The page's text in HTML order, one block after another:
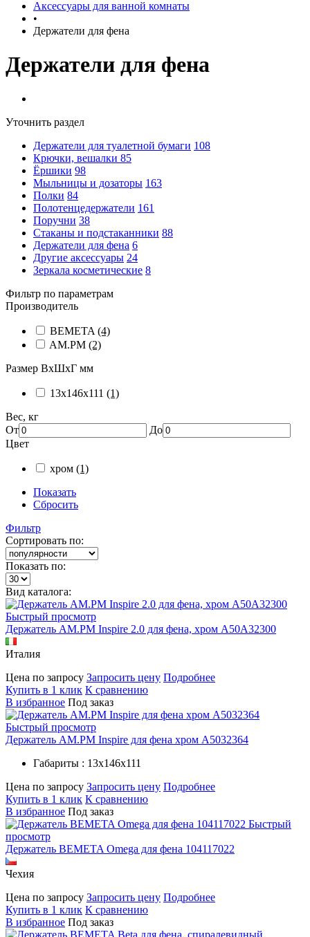
Аксессуары для ванной комнаты
•
Держатели для фена
Держатели для фена
Уточнить раздел
Держатели для туалетной бумаги 108
Крючки, вешалки 85
Ёршики 98
Мыльницы и дозаторы 163
Полки 84
Полотенцедержатели 161
Поручни 38
Стаканы и подстаканники 88
Держатели для фена 6
Другие аксессуары 24
Зеркала косметические 8
Фильтр по параметрам
Производитель
BEMETA (4)
AM.PM (2)
Размер ВхШхГ мм
13х146х111 (1)
Вес, кг
От
До
Цвет
хром (1)
Показать
Сбросить
Фильтр
Сортировать по:
Показать по:
Вид каталога:
Быстрый просмотр
Держатель AM.PM Inspire 2.0 для фена, хром A50A32300
Италия
Цена по запросу Запросить цену Подробнее
Купить в 1 клик К сравнению
В избранное Под заказ
Быстрый просмотр
Держатель AM.PM Inspire для фена хром A5032364
Габариты : 13х146х111
Цена по запросу Запросить цену Подробнее
Купить в 1 клик К сравнению
В избранное Под заказ
Быстрый
просмотр
Держатель BEMETA Omega для фена 104117022
Чехия
Цена по запросу Запросить цену Подробнее
Купить в 1 клик К сравнению
В избранное Под заказ